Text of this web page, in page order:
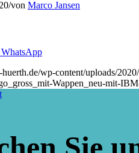
/von Marco Jansen
wp-content/uploads/
Wappen_neu-mit-